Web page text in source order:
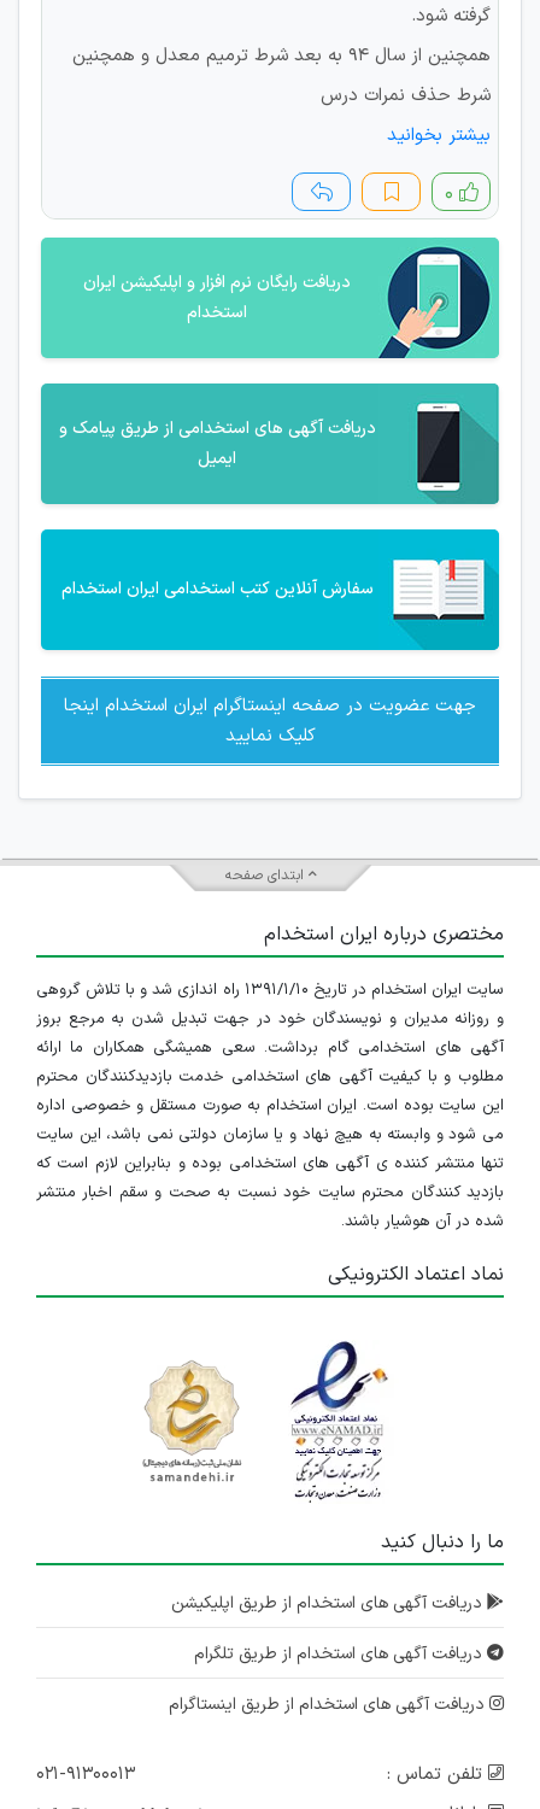
گرفته شود.
همچنین از سال ۹۴ به بعد شرط ترمیم معدل و همچنین
شرط حذف نمرات درس
بیشتر بخوانید
۰
دریافت رایگان نرم افزار و اپلیکیشن ایران
استخدام
دریافت آگهی های استخدامی از طریق پیامک و
ایمیل
سفارش آنلاین کتب استخدامی ایران استخدام
جهت عضویت در صفحه اینستاگرام ایران استخدام اینجا
کلیک نمایید
ابتدای صفحه
مختصری درباره ایران استخدام
سایت ایران استخدام در تاریخ ۱۳۹۱/۱/۱۰ راه اندازی شد و با تلاش گروهی
و روزانه مدیران و نویسندگان خود در جهت تبدیل شدن به مرجع بروز
آگهی های استخدامی گام برداشت. سعی همیشگی همکاران ما ارائه
مطلوب و با کیفیت آگهی های استخدامی خدمت بازدیدکنندگان محترم
این سایت بوده است. ایران استخدام به صورت مستقل و خصوصی اداره
می شود و وابسته به هیچ نهاد و یا سازمان دولتی نمی باشد، این سایت
تنها منتشر کننده ی آگهی های استخدامی بوده و بنابراین لازم است که
بازدید کنندگان محترم سایت خود نسبت به صحت و سقم اخبار منتشر
شده در آن هوشیار باشند.
نماد اعتماد الکترونیکی
ما را دنبال کنید
دریافت آگهی های استخدام از طریق اپلیکیشن
دریافت آگهی های استخدام از طریق تلگرام
دریافت آگهی های استخدام از طریق اینستاگرام
تلفن تماس :
۰۲۱-۹۱۳۰۰۰۱۳